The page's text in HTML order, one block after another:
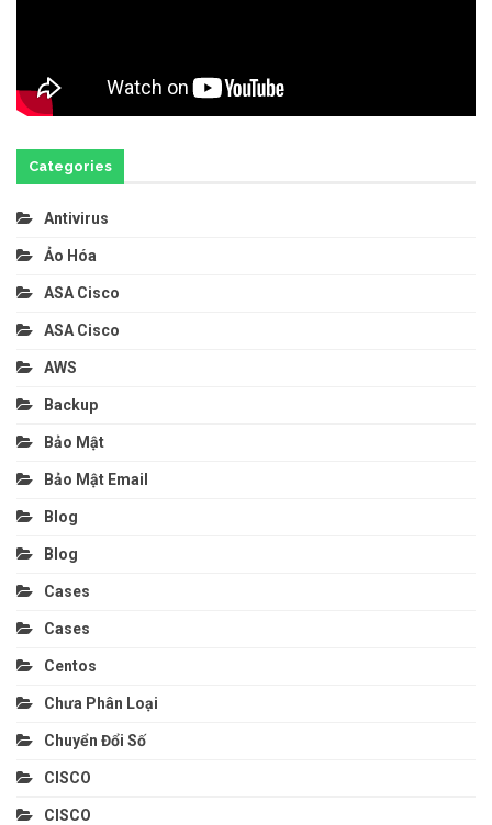
Categories
Antivirus
Ảo Hóa
ASA Cisco
ASA Cisco
AWS
Backup
Bảo Mật
Bảo Mật Email
Blog
Blog
Cases
Cases
Centos
Chưa Phân Loại
Chuyển Đổi Số
CISCO
CISCO